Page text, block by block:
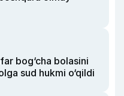
bog‘cha bolasini
sud hukmi o‘qildi